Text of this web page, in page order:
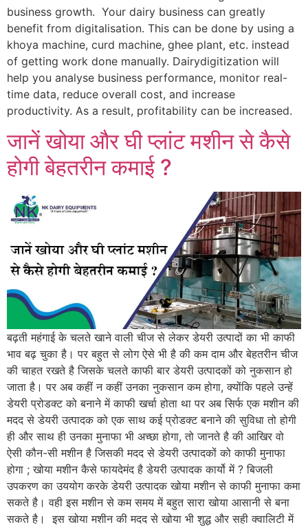
business growth. Your dairy business can greatly
benefit from digitalisation. This can be done by using a
khoya machine, curd machine, ghee plant, etc. instead
of getting work done manually. Dairydigitization will
help you analyse business performance, monitor real-
time data, reduce overall cost, and increase
productivity. As a result, profitability can be increased.
जानें खोया और घी प्लांट मशीन से कैसे
होगी बेहतरीन कमाई ?
बढ़ती महंगाई के चलते खाने वाली चीज से लेकर डेयरी उत्पादों का भी काफी
भाव बढ़ चुका है। पर बहुत से लोग ऐसे भी है की कम दाम और बेहतरीन चीज
की चाहत रखते है जिसके चलते काफी बार डेयरी उत्पादकों को नुकसान हो
जाता है। पर अब कहीं न कहीं उनका नुकसान कम होगा, क्योंकि पहले उन्हें
डेयरी प्रोडक्ट को बनाने में काफी खर्चा होता था पर अब सिर्फ एक मशीन की
मदद से डेयरी उत्पादक को एक साथ कई प्रोडक्ट बनाने की सुविधा तो होगी
ही और साथ ही उनका मुनाफा भी अच्छा होगा, तो जानते है की आखिर वो
ऐसी कौन-सी मशीन है जिसकी मदद से डेयरी उत्पादकों को काफी मुनाफा
होगा ; खोया मशीन कैसे फायदेमंद है डेयरी उत्पादक कार्यो में ? बिजली
उपकरण का उययोग करके डेयरी उत्पादक खोया मशीन से काफी मुनाफा कमा
सकते है। वही इस मशीन से कम समय में बहुत सारा खोया आसानी से बना
सकते है। इस खोया मशीन की मदद से खोया भी शुद्ध और सही क्वालिटी में